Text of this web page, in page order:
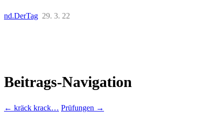
nd.DerTag 29. 3. 22
Beitrags-Navigation
← kräck krack… Prüfungen →